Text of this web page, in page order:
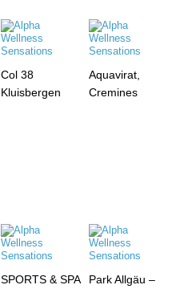
Col 38
Kluisbergen
Aquavirat,
Cremines
SPORTS & SPA
Park Allgäu –